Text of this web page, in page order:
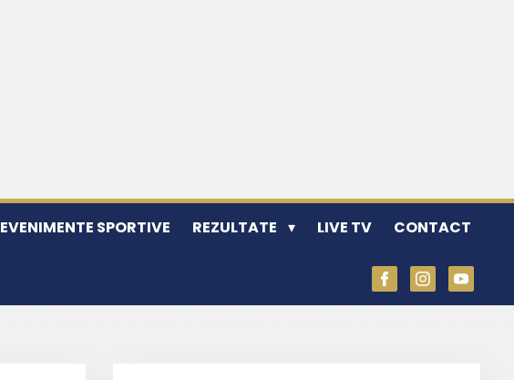
EVENIMENTE SPORTIVE REZULTATE LIVE TV CONTACT